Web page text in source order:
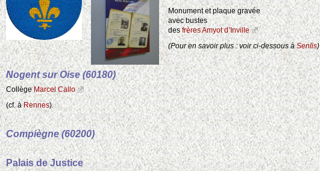
Monument et plaque gravée
avec bustes
desfrères Amyot d’Inville
(Pour en savoir plus : voir ci-dessous àSenlis)
Nogent sur Oise (60180)
Collège Marcel Callo
(cf. àRennes).
Compiègne (60200)
Palais de Justice